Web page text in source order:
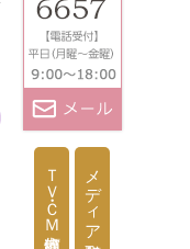
ＴＶ・ＣＭ出演依頼 メディア取材依頼